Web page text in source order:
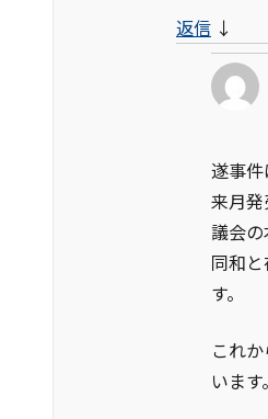
返信 ↓
遂事件
来月
議会の
同和
す。
これ
います。